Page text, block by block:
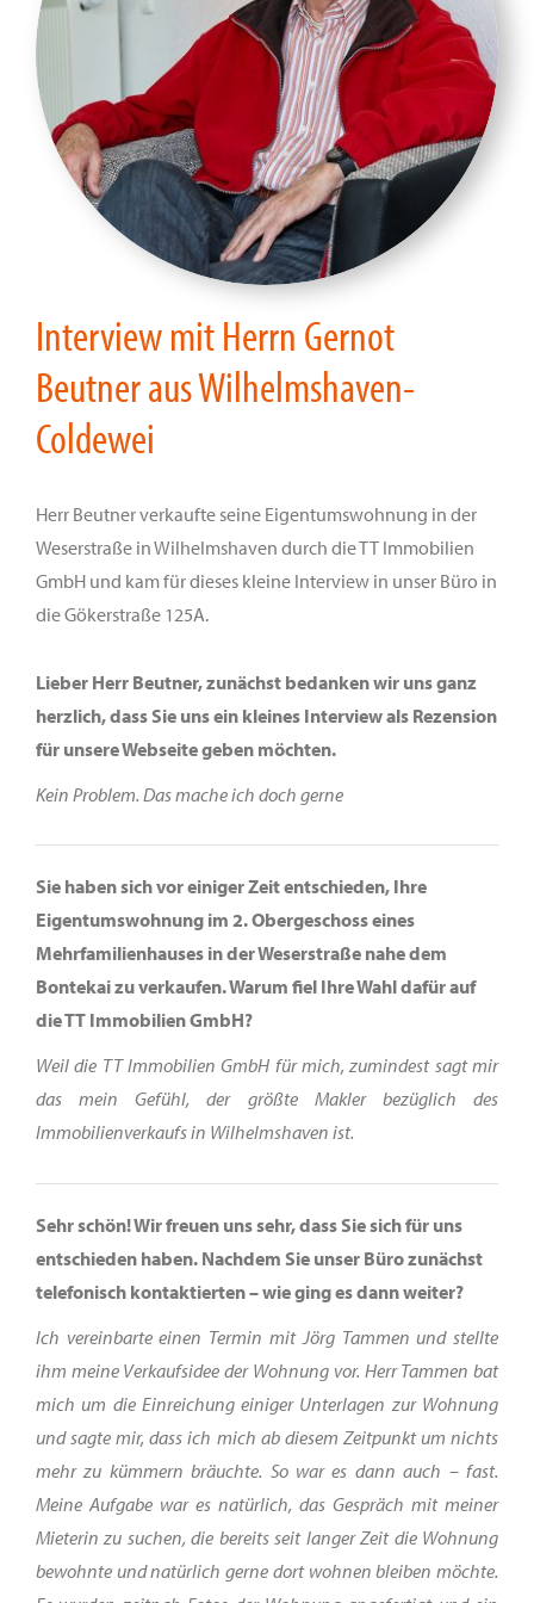
Interview mit Herrn Gernot
Beutner aus Wilhelmshaven-
Coldewei
Herr Beutner verkaufte seine Eigentumswohnung in der
Weserstraße in Wilhelmshaven durch die TT Immobilien
GmbH und kam für dieses kleine Interview in unser Büro in
die Gökerstraße 125A.
Lieber Herr Beutner, zunächst bedanken wir uns ganz
herzlich, dass Sie uns ein kleines Interview als Rezension
für unsere Webseite geben möchten.
Kein Problem. Das mache ich doch gerne
Sie haben sich vor einiger Zeit entschieden, Ihre
Eigentumswohnung im 2. Obergeschoss eines
Mehrfamilienhauses in der Weserstraße nahe dem
Bontekai zu verkaufen. Warum fiel Ihre Wahl dafür auf
die TT Immobilien GmbH?
Weil die TT Immobilien GmbH für mich, zumindest sagt mir
das mein Gefühl, der größte Makler bezüglich des
Immobilienverkaufs in Wilhelmshaven ist.
Sehr schön! Wir freuen uns sehr, dass Sie sich für uns
entschieden haben. Nachdem Sie unser Büro zunächst
telefonisch kontaktierten – wie ging es dann weiter?
Ich vereinbarte einen Termin mit Jörg Tammen und stellte
ihm meine Verkaufsidee der Wohnung vor. Herr Tammen bat
mich um die Einreichung einiger Unterlagen zur Wohnung
und sagte mir, dass ich mich ab diesem Zeitpunkt um nichts
mehr zu kümmern bräuchte. So war es dann auch – fast.
Meine Aufgabe war es natürlich, das Gespräch mit meiner
Mieterin zu suchen, die bereits seit langer Zeit die Wohnung
bewohnte und natürlich gerne dort wohnen bleiben möchte.